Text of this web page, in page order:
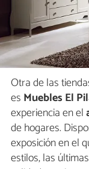
Otra de las
es Muebles El
experiencia en el
de hogares.
exposición en el
estilos, las